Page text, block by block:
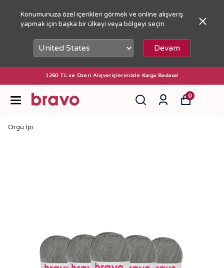
Konumunuza özel içerikleri görmek ve online alışveriş
yapmak için başka bir ülkeyi veya bölgeyi seçin.
Devam
1250 TL ve Üzeri Alışverişlerinizde Kargo Bedava!
0
Örgü İpi